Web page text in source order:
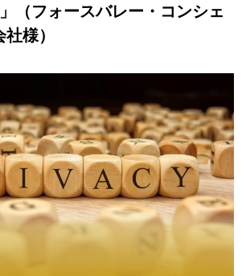
（フォースバレー・コンシェ
様）